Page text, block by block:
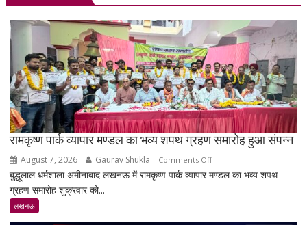
रामकृष्ण पार्क व्यापार मण्डल का भव्य शपथ ग्रहण समारोह हुआ संपन्न
August 7, 2026 Gaurav Shukla Comments Offon
रामकृष्ण
मण्डल
बुद्धूलाल धर्मशाला अमीनाबाद लखनऊ में रामकृष्ण पार्क व्यापार मण्डल का भव्य शपथ
ग्रहण समारोह शुक्रवार को...
लखनऊ